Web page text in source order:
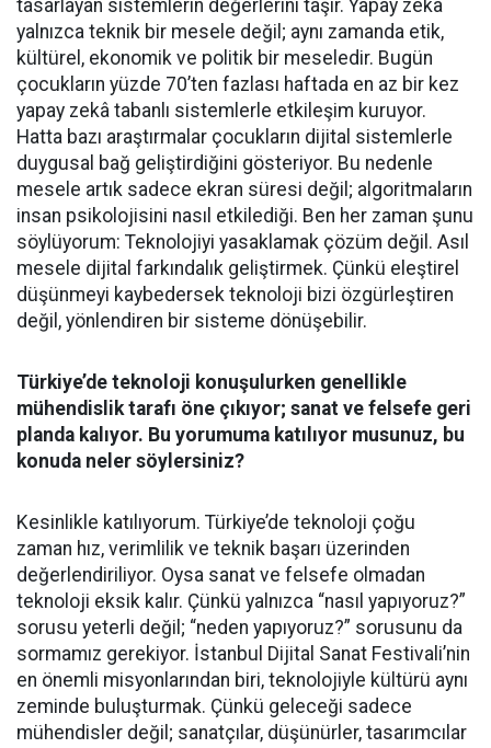
tasarlayan sistemlerin değerlerini taşır. Yapay zekâ
yalnızca teknik bir mesele değil; aynı zamanda etik,
kültürel, ekonomik ve politik bir meseledir. Bugün
çocukların yüzde 70’ten fazlası haftada en az bir kez
yapay zekâ tabanlı sistemlerle etkileşim kuruyor.
Hatta bazı araştırmalar çocukların dijital sistemlerle
duygusal bağ geliştirdiğini gösteriyor. Bu nedenle
mesele artık sadece ekran süresi değil; algoritmaların
insan psikolojisini nasıl etkilediği. Ben her zaman şunu
söylüyorum: Teknolojiyi yasaklamak çözüm değil. Asıl
mesele dijital farkındalık geliştirmek. Çünkü eleştirel
düşünmeyi kaybedersek teknoloji bizi özgürleştiren
değil, yönlendiren bir sisteme dönüşebilir.
Türkiye’de teknoloji konuşulurken genellikle
mühendislik tarafı öne çıkıyor; sanat ve felsefe geri
planda kalıyor. Bu yorumuma katılıyor musunuz, bu
konuda neler söylersiniz?
Kesinlikle katılıyorum. Türkiye’de teknoloji çoğu
zaman hız, verimlilik ve teknik başarı üzerinden
değerlendiriliyor. Oysa sanat ve felsefe olmadan
teknoloji eksik kalır. Çünkü yalnızca “nasıl yapıyoruz?”
sorusu yeterli değil; “neden yapıyoruz?” sorusunu da
sormamız gerekiyor. İstanbul Dijital Sanat Festivali’nin
en önemli misyonlarından biri, teknolojiyle kültürü aynı
zeminde buluşturmak. Çünkü geleceği sadece
mühendisler değil; sanatçılar, düşünürler, tasarımcılar